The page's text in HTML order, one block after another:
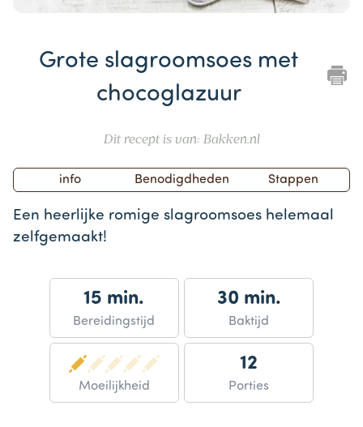
Grote slagroomsoes met
chocoglazuur
Dit recept is van: Bakken.nl
info Benodigdheden Stappen
Een heerlijke romige slagroomsoes helemaal
zelfgemaakt!
15 min.
Bereidingstijd
30 min.
Baktijd
Moeilijkheid
12
Porties